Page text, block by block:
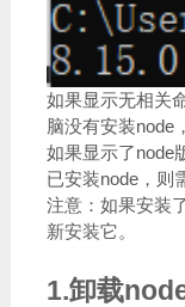
如果显示无相关
脑没有安装node
如果显示了node
已安装node，则
注意：如果安装
新安装它。
1.卸载